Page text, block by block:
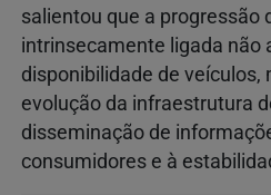
salientou que a progressão
intrinsecamente ligada não
disponibilidade de veículos,
evolução da infraestrutura
disseminação de
consumidores e à